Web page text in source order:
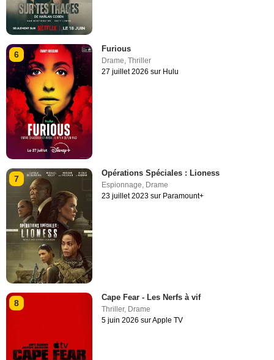
6
Furious
Drame ,Thriller
27 juillet 2026 sur Hulu
7
Opérations Spéciales : Lioness
Espionnage, Drame
23 juillet 2023 sur Paramount+
8
Cape Fear - Les Nerfs à vif
Thriller, Drame
5 juin 2026 sur Apple TV